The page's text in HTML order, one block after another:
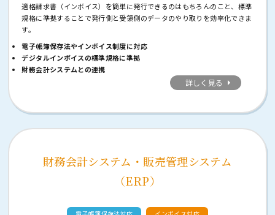
適格請求書（インボイス）を簡単に発行できるのはもちろんのこと、標準
規格に準拠することで発行側と受領側のデータのやり取りを効率化できま
す。
電子帳簿保存法やインボイス制度に対応
デジタルインボイスの標準規格に準拠
財務会計システムとの連携
詳しく見る
財務会計システム・販売管理システム
（ERP）